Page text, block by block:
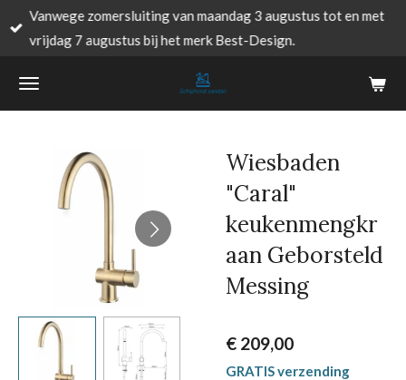
Ga
direct
de
Vanwege zomersluiting van maandag 3 augustus tot en met
vrijdag 7 augustus bij het merk Best-Design.
Wiesbaden
"Caral"
keukenmengkr
aan Geborsteld
Messing
€ 209,00
GRATIS verzending